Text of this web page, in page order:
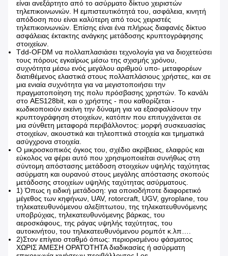
είναι ανεξάρτητο από το ασύρματο δίκτυο χειριστών
τηλεπικοινωνιών. Η εμπιστευτικότητά του, ασφάλεια, κινητή
απόδοση που είναι καλύτερη από τους χειριστές
τηλεπικοινωνιών. Επίσης είναι ένα πλήρως διαφανές δίκτυο
ασφάλειας έκτακτης ανάγκης μετάδοσης κρυπτογράφησης
στοιχείων.
Tdd-OFDM να πολλαπλασιάσει τεχνολογία για να διοχετεύσει
τους πόρους εγκαίρως μέσω της σχισμής χρόνου,
συχνότητα μέσω ενός μεγάλου αριθμού υπο- μεταφορέων
διατιθέμενος ελαστικά στους πολλαπλάσιους χρήστες, και σε
μια ενιαία συχνότητα για να μεγιστοποιήσει την
πραγματοποίηση της πολυ πρόσβασης χρηστών. Το κανάλι
στο AES128bit, και ο χρήστης - που καθορίζεται -
κωδικοποιούν εκείνη την δύναμη για να εξασφαλίσουν την
κρυπτογράφηση στοιχείων, κατόπιν που επιτυγχάνεται σε
μια σύνθετη μεταφορά περιβάλλοντος: μορφή συσκευασίας
στοιχείων, ακουστικά και τηλεοπτικά στοιχεία και τμηματικά
ασύγχρονα στοιχεία.
Ο μικροσκοπικός όγκος του, σχέδιο ακρίβειας, ελαφρύς και
εύκολος να φέρει αυτό που χρησιμοποιείται συνήθως στη
σύντομη απόστασης μετάδοση στοιχείων υψηλής ταχύτητας
ασύρματη και ουρανού στους μεγάλης απόστασης σκοπούς
μετάδοσης στοιχείων υψηλής ταχύτητας ασύρματους.
1)Όπως η ειδική μετάδοση: για οποιοδήποτε διαφορετικό
μέγεθος των κηφήνων, UAV, rotorcraft, UGV, gyroplane, του
τηλεκατευθυνόμενου αλεξίπτωτου, της τηλεκατευθυνόμενης
υποβρύχιας, τηλεκατευθυνόμενης βάρκας, του
αεροσκάφους, της ράγας υψηλής ταχύτητας, του
αυτοκινήτου, του τηλεκατευθυνόμενου ρομπότ κ.λπ….
2)Στον επίγειο σταθμό όπως: περιορισμένου φάσματος
ΧΩΡΙΣ ΆΜΕΣΗ ΟΡΑΤΌΤΗΤΑ διαδικασίες ή ασύρματη